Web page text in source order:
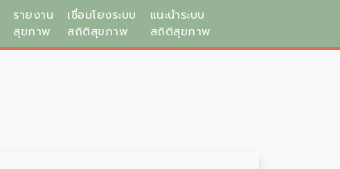
รายงาน
สุขภาพ
เชื่อมโยงระบบ
สถิติสุขภาพ
แนะนำระบบ
สถิติสุขภาพ